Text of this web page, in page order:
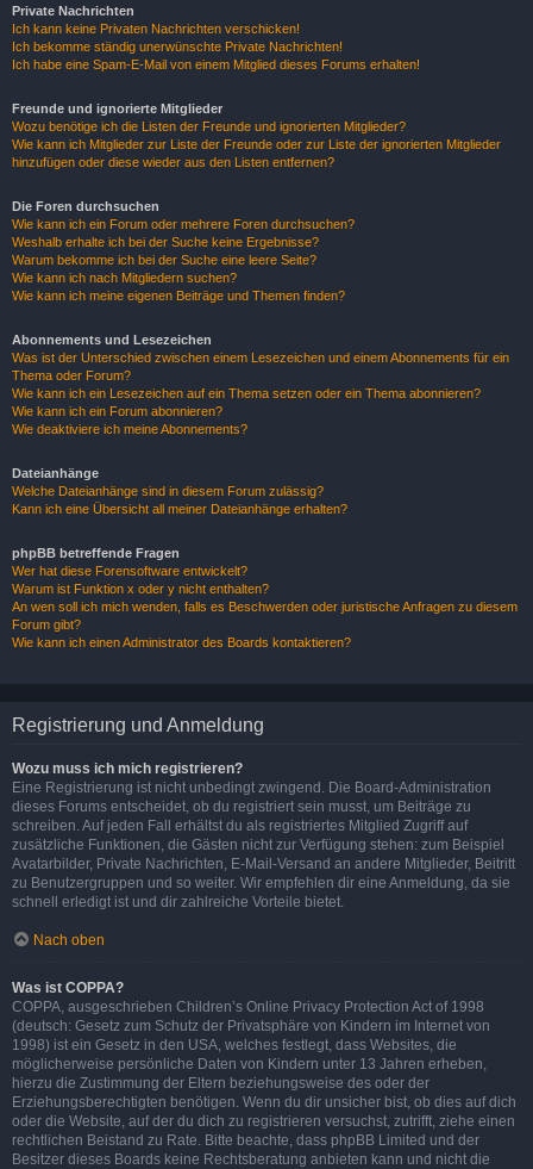
Private Nachrichten
Ich kann keine Privaten Nachrichten verschicken!
Ich bekomme ständig unerwünschte Private Nachrichten!
Ich habe eine Spam-E-Mail von einem Mitglied dieses Forums erhalten!
Freunde und ignorierte Mitglieder
Wozu benötige ich die Listen der Freunde und ignorierten Mitglieder?
Wie kann ich Mitglieder zur Liste der Freunde oder zur Liste der ignorierten Mitglieder
hinzufügen oder diese wieder aus den Listen entfernen?
Die Foren durchsuchen
Wie kann ich ein Forum oder mehrere Foren durchsuchen?
Weshalb erhalte ich bei der Suche keine Ergebnisse?
Warum bekomme ich bei der Suche eine leere Seite?
Wie kann ich nach Mitgliedern suchen?
Wie kann ich meine eigenen Beiträge und Themen finden?
Abonnements und Lesezeichen
Was ist der Unterschied zwischen einem Lesezeichen und einem Abonnements für ein
Thema oder Forum?
Wie kann ich ein Lesezeichen auf ein Thema setzen oder ein Thema abonnieren?
Wie kann ich ein Forum abonnieren?
Wie deaktiviere ich meine Abonnements?
Dateianhänge
Welche Dateianhänge sind in diesem Forum zulässig?
Kann ich eine Übersicht all meiner Dateianhänge erhalten?
phpBB betreffende Fragen
Wer hat diese Forensoftware entwickelt?
Warum ist Funktion x oder y nicht enthalten?
An wen soll ich mich wenden, falls es Beschwerden oder juristische Anfragen zu diesem
Forum gibt?
Wie kann ich einen Administrator des Boards kontaktieren?
Registrierung und Anmeldung
Wozu muss ich mich registrieren?
Eine Registrierung ist nicht unbedingt zwingend. Die Board-Administration
dieses Forums entscheidet, ob du registriert sein musst, um Beiträge zu
schreiben. Auf jeden Fall erhältst du als registriertes Mitglied Zugriff auf
zusätzliche Funktionen, die Gästen nicht zur Verfügung stehen: zum Beispiel
Avatarbilder, Private Nachrichten, E-Mail-Versand an andere Mitglieder, Beitritt
zu Benutzergruppen und so weiter. Wir empfehlen dir eine Anmeldung, da sie
schnell erledigt ist und dir zahlreiche Vorteile bietet.
Nach oben
Was ist COPPA?
COPPA, ausgeschrieben Children’s Online Privacy Protection Act of 1998
(deutsch: Gesetz zum Schutz der Privatsphäre von Kindern im Internet von
1998) ist ein Gesetz in den USA, welches festlegt, dass Websites, die
möglicherweise persönliche Daten von Kindern unter 13 Jahren erheben,
hierzu die Zustimmung der Eltern beziehungsweise des oder der
Erziehungsberechtigten benötigen. Wenn du dir unsicher bist, ob dies auf dich
oder die Website, auf der du dich zu registrieren versuchst, zutrifft, ziehe einen
rechtlichen Beistand zu Rate. Bitte beachte, dass phpBB Limited und der
Besitzer dieses Boards keine Rechtsberatung anbieten kann und nicht die